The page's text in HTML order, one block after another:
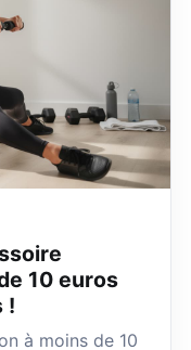
10 euros
!
à moins de 10